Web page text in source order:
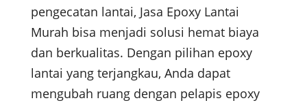
pengecatan lantai, Jasa Epoxy Lantai
Murah bisa menjadi solusi hemat biaya
dan berkualitas. Dengan pilihan epoxy
lantai yang terjangkau, Anda dapat
mengubah ruang dengan pelapis epoxy